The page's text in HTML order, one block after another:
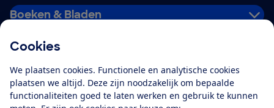
Cookies
We plaatsen cookies. Functionele en analytische cookies
plaatsen we altijd. Deze zijn noodzakelijk om bepaalde
functionaliteiten goed te laten werken en gebruik te kunnen
Boeken & Bladen